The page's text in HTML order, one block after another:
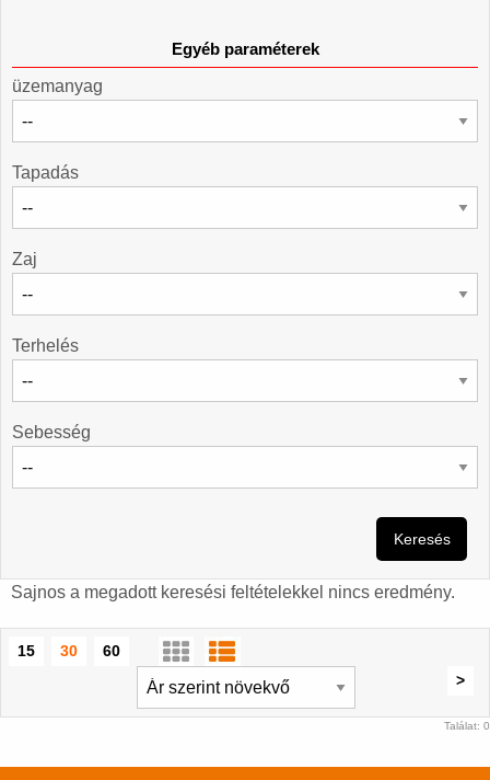
Egyéb paraméterek
üzemanyag
Tapadás
Zaj
Terhelés
Sebesség
Keresés
Sajnos a megadott keresési feltételekkel nincs eredmény.
15 30
60
>
Találat: 0